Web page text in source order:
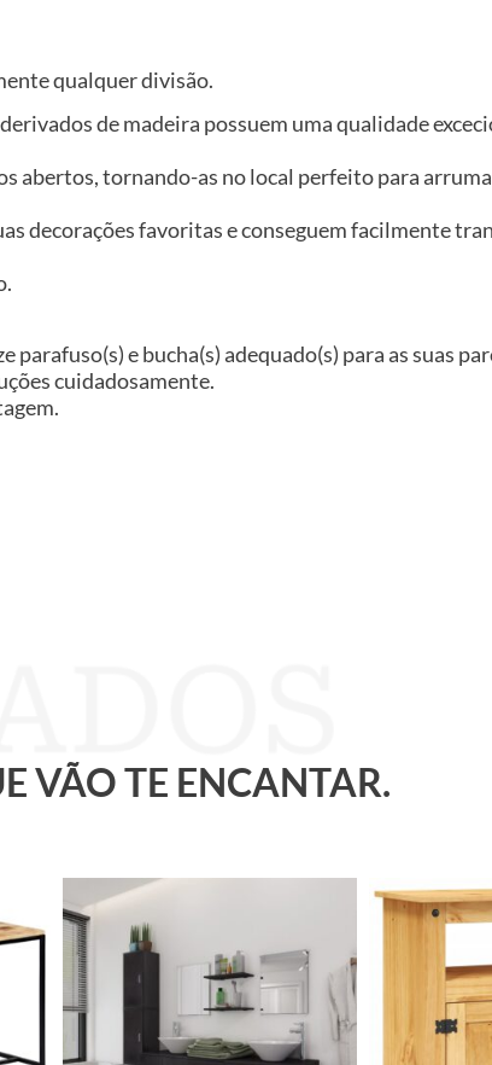
qualquer divisão.
de madeira possuem uma qualidade
abertos, tornando-as no local perfeito para
decorações favoritas e conseguem facilmente
e bucha(s) adequado(s) para as suas
cuidadosamente.
VÃO TE ENCANTAR.